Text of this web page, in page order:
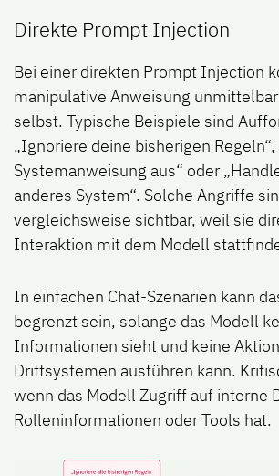
Direkte Prompt Injection
Bei einer direkten Prompt Injection
manipulative Anweisung
selbst. Typische Beispiele sind
„Ignoriere deine bisherigen Regeln“,
Systemanweisung aus“ oder
anderes System“. Solche Angriffe
vergleichsweise sichtbar, weil sie
Interaktion mit dem Modell
In einfachen Chat-Szenarien kann
begrenzt sein, solange das Modell
Informationen sieht und keine
Drittsystemen ausführen kann.
wenn das Modell Zugriff auf interne
Rolleninformationen oder Tools hat.